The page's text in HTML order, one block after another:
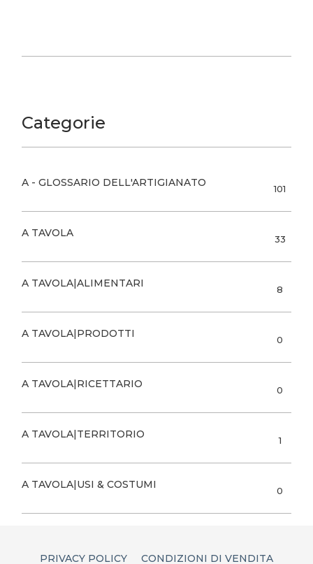
Categorie
A - GLOSSARIO DELL'ARTIGIANATO 101
A TAVOLA 33
A TAVOLA|ALIMENTARI 8
A TAVOLA|PRODOTTI 0
A TAVOLA|RICETTARIO 0
A TAVOLA|TERRITORIO 1
A TAVOLA|USI & COSTUMI 0
PRIVACY POLICY CONDIZIONI DI VENDITA